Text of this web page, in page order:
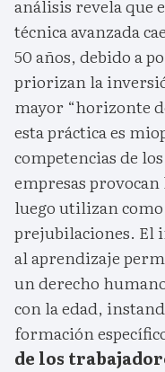
análisis revela que
técnica avanzada
50 años, debido a
priorizan la
mayor “horizonte
esta práctica es
competencias de
empresas
luego utilizan
prejubilaciones. El
al aprendizaje
un derecho
con la edad,
formación
de los